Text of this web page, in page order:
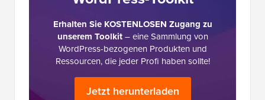
Erhalten Sie KOSTENLOSEN Zugang zu
unserem Toolkit– eine Sammlung von
WordPress-bezogenen Produkten und
Ressourcen, die jeder Profi haben sollte!
Jetzt herunterladen